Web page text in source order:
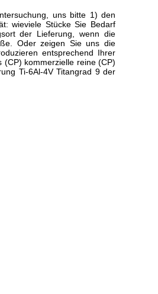
uns bitte 1) den
wieviele Stücke Sie Bedarf
der Lieferung, wenn die
Oder zeigen Sie uns die
entsprechend Ihrer
kommerzielle reine (CP)
Ti-6Al-4V Titangrad 9 der